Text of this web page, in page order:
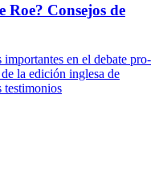
Roe? Consejos de
en el debate pro-
la edición inglesa de
testimonios